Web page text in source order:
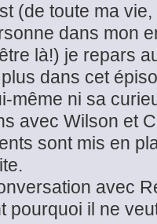
(de toute ma
dans mon
là!) je repars
dans cet
même ni sa
avec Wilson et
sont mis en
avec
pourquoi il ne